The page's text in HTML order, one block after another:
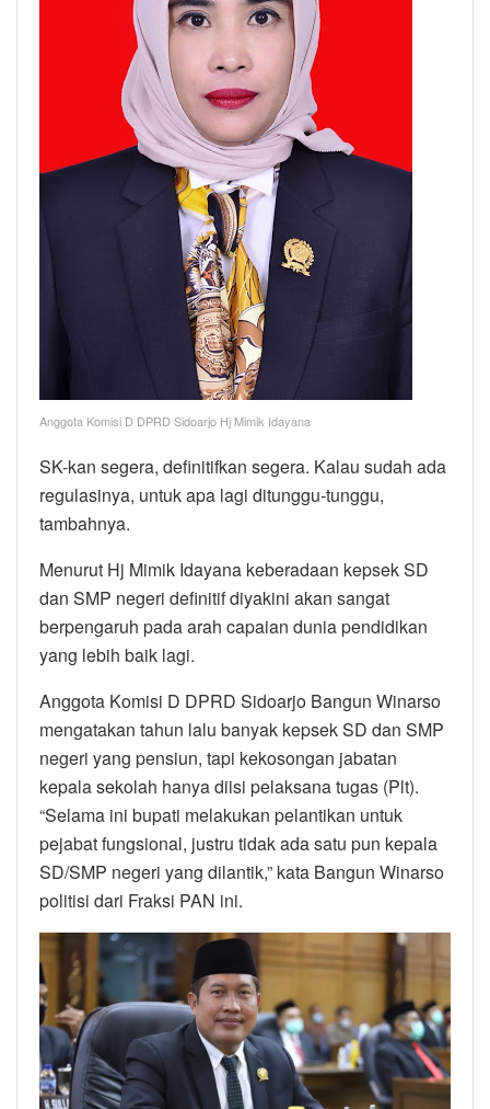
Anggota Komisi D DPRD Sidoarjo Hj Mimik Idayana
SK-kan segera, definitifkan segera. Kalau sudah ada
regulasinya, untuk apa lagi ditunggu-tunggu,
tambahnya.
Menurut Hj Mimik Idayana keberadaan kepsek SD
dan SMP negeri definitif diyakini akan sangat
berpengaruh pada arah capaian dunia pendidikan
yang lebih baik lagi.
Anggota Komisi D DPRD Sidoarjo Bangun Winarso
mengatakan tahun lalu banyak kepsek SD dan SMP
negeri yang pensiun, tapi kekosongan jabatan
kepala sekolah hanya diisi pelaksana tugas (Plt).
“Selama ini bupati melakukan pelantikan untuk
pejabat fungsional, justru tidak ada satu pun kepala
SD/SMP negeri yang dilantik,” kata Bangun Winarso
politisi dari Fraksi PAN ini.